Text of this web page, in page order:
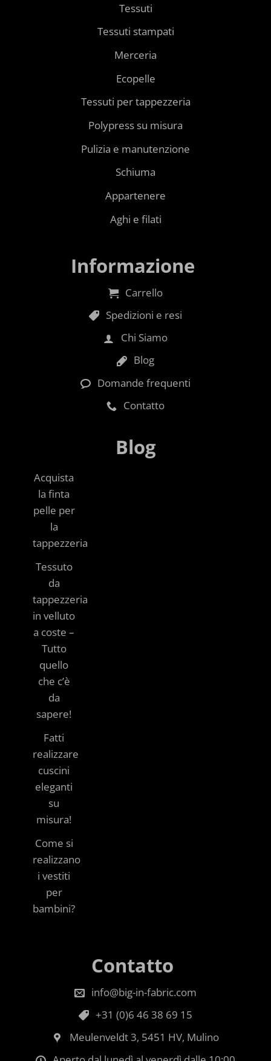
Tessuti
Tessuti stampati
Merceria
Ecopelle
Tessuti per tappezzeria
Polypress su misura
Pulizia e manutenzione
Schiuma
Appartenere
Aghi e filati
Informazione
Carrello
Spedizioni e resi
Chi Siamo
Blog
Domande frequenti
Contatto
Blog
Acquista
la finta
pelle per
la
tappezzeria
Tessuto
da
tappezzeria
in velluto
a coste –
Tutto
quello
che c’è
da
sapere!
Fatti
realizzare
cuscini
eleganti
su
misura!
Come si
realizzano
i vestiti
per
bambini?
Contatto
info@big-in-fabric.com
+31 (0)6 46 38 69 15
Meulenveldt 3, 5451 HV, Mulino